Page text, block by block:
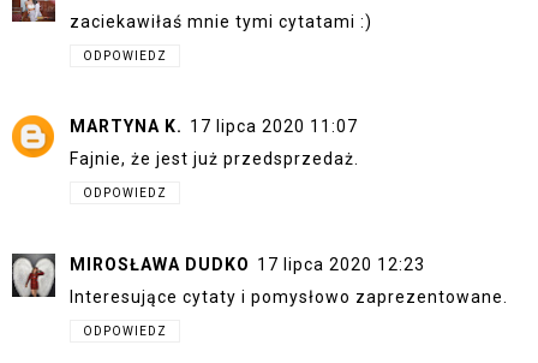
zaciekawiłaś mnie tymi cytatami :)
ODPOWIEDZ
MARTYNA K. 17 lipca 2020 11:07
Fajnie, że jest już przedsprzedaż.
ODPOWIEDZ
MIROSŁAWA DUDKO 17 lipca 2020 12:23
Interesujące cytaty i pomysłowo zaprezentowane.
ODPOWIEDZ